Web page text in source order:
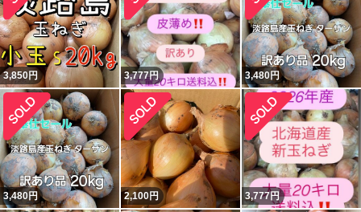
3,850円 3,777円 3,480円
3,480円 2,100円 3,777円